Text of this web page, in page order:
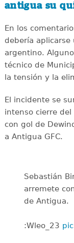
antigua su
En los
debería
argentino.
técnico de
la tensión y la
El incidente se
intenso cierre
con gol de
a Antigua GFC.
Sebastián
arremete
de Antigua.
:Wleo_23